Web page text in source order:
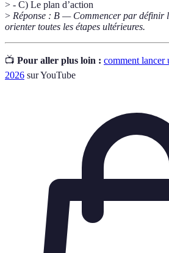
> - C) Le plan d’action
> Réponse : B — Commencer par définir
orienter toutes les étapes ultérieures.
📺 Pour aller plus loin : comment lancer
2026 sur YouTube